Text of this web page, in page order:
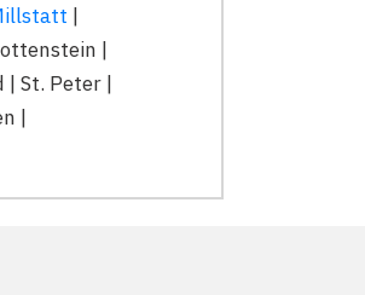
|
|
| St. Peter |
|